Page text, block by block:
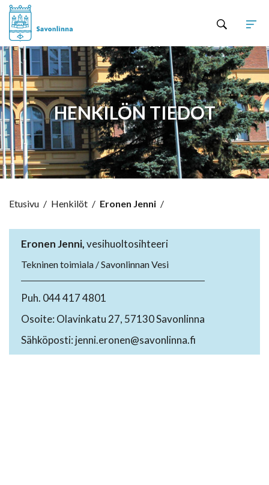
HENKILÖN TIEDOT
Etusivu / Henkilöt / Eronen Jenni /
Eronen Jenni,vesihuoltosihteeri
Tekninen toimiala / Savonlinnan Vesi
Puh. 044 417 4801
Osoite: Olavinkatu 27, 57130 Savonlinna
Sähköposti: jenni.eronen@savonlinna.fi